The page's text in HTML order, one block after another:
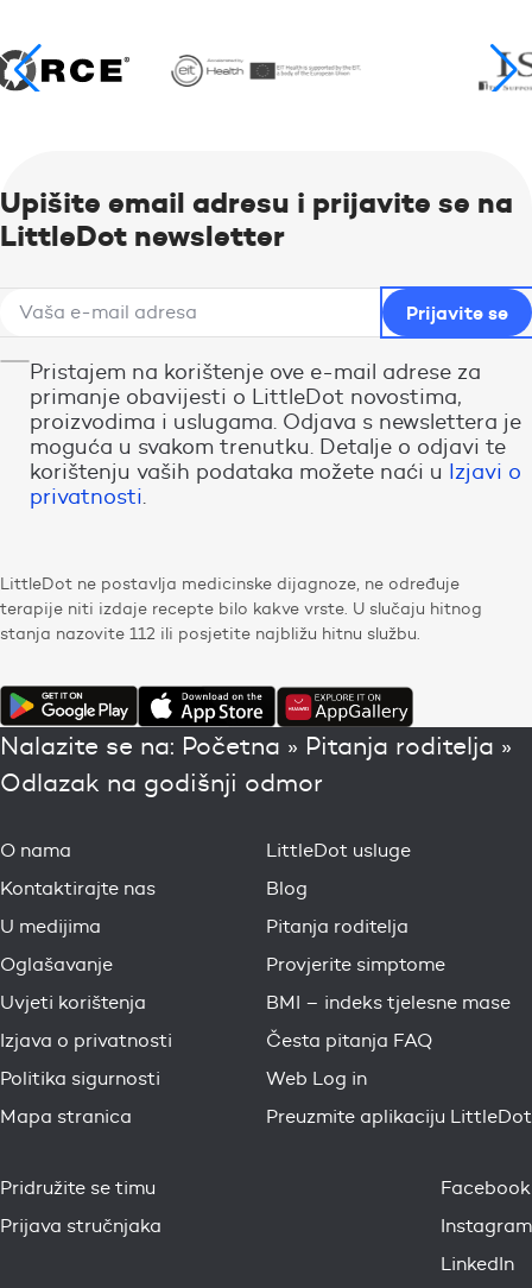
Upišite email adresu i prijavite se na
LittleDot newsletter
Pristajem na korištenje ove e-mail adrese za
primanje obavijesti o LittleDot novostima,
proizvodima i uslugama. Odjava s newslettera je
moguća u svakom trenutku. Detalje o odjavi te
korištenju vaših podataka možete naći u Izjavi o
privatnosti.
LittleDot ne postavlja medicinske dijagnoze, ne određuje
terapije niti izdaje recepte bilo kakve vrste. U slučaju hitnog
stanja nazovite 112 ili posjetite najbližu hitnu službu.
Nalazite se na: Početna » Pitanja roditelja »
Odlazak na godišnji odmor
O nama
Kontaktirajte nas
U medijima
Oglašavanje
Uvjeti korištenja
Izjava o privatnosti
Politika sigurnosti
Mapa stranica
LittleDot usluge
Blog
Pitanja roditelja
Provjerite simptome
BMI – indeks tjelesne mase
Česta pitanja FAQ
Web Log in
Preuzmite aplikaciju LittleDot
Pridružite se timu
Prijava stručnjaka
Facebook
Instagram
LinkedIn